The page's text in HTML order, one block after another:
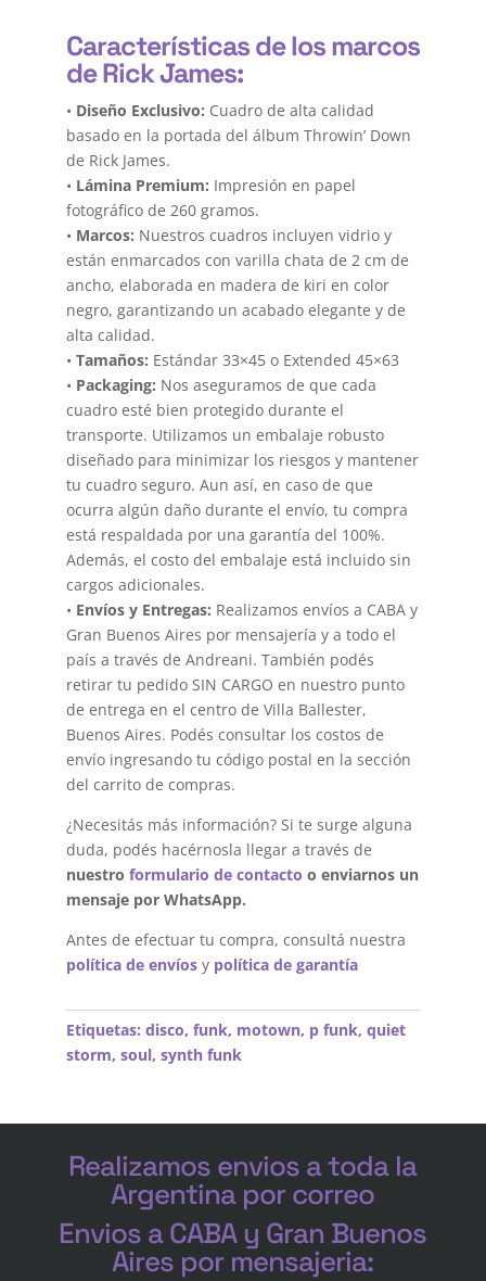
Características de los marcos
de Rick James:
• Diseño Exclusivo: Cuadro de alta calidad
basado en la portada del álbum Throwin’ Down
de Rick James.
• Lámina Premium: Impresión en papel
fotográfico de 260 gramos.
• Marcos: Nuestros cuadros incluyen vidrio y
están enmarcados con varilla chata de 2 cm de
ancho, elaborada en madera de kiri en color
negro, garantizando un acabado elegante y de
alta calidad.
• Tamaños: Estándar 33×45 o Extended 45×63
• Packaging: Nos aseguramos de que cada
cuadro esté bien protegido durante el
transporte. Utilizamos un embalaje robusto
diseñado para minimizar los riesgos y mantener
tu cuadro seguro. Aun así, en caso de que
ocurra algún daño durante el envío, tu compra
está respaldada por una garantía del 100%.
Además, el costo del embalaje está incluido sin
cargos adicionales.
• Envíos y Entregas: Realizamos envíos a CABA y
Gran Buenos Aires por mensajería y a todo el
país a través de Andreani. También podés
retirar tu pedido SIN CARGO en nuestro punto
de entrega en el centro de Villa Ballester,
Buenos Aires. Podés consultar los costos de
envío ingresando tu código postal en la sección
del carrito de compras.
¿Necesitás más información? Si te surge alguna
duda, podés hacérnosla llegar a través de
nuestro formulario de contacto o enviarnos un
mensaje por WhatsApp.
Antes de efectuar tu compra, consultá nuestra
política de envíosy política de garantía
Etiquetas: disco, funk, motown, p funk, quiet
storm, soul, synth funk
Realizamos envios a toda la
Argentina por correo
Envios a CABA y Gran Buenos
Aires por mensajeria: